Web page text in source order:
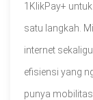
1KlikPay+
satu langkah.
internet
efisiensi yang
punya mobilitas